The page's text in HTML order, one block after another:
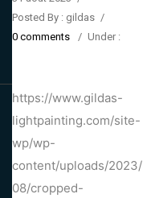
Posted By : gildas /
0 comments
/ Under :
https://www.gildas-
lightpainting.com/site-
wp/wp-
content/uploads/2023/
08/cropped-